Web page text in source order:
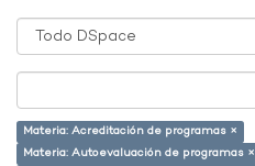
Materia: Acreditación de programas ×
Materia: Autoevaluación de programas ×